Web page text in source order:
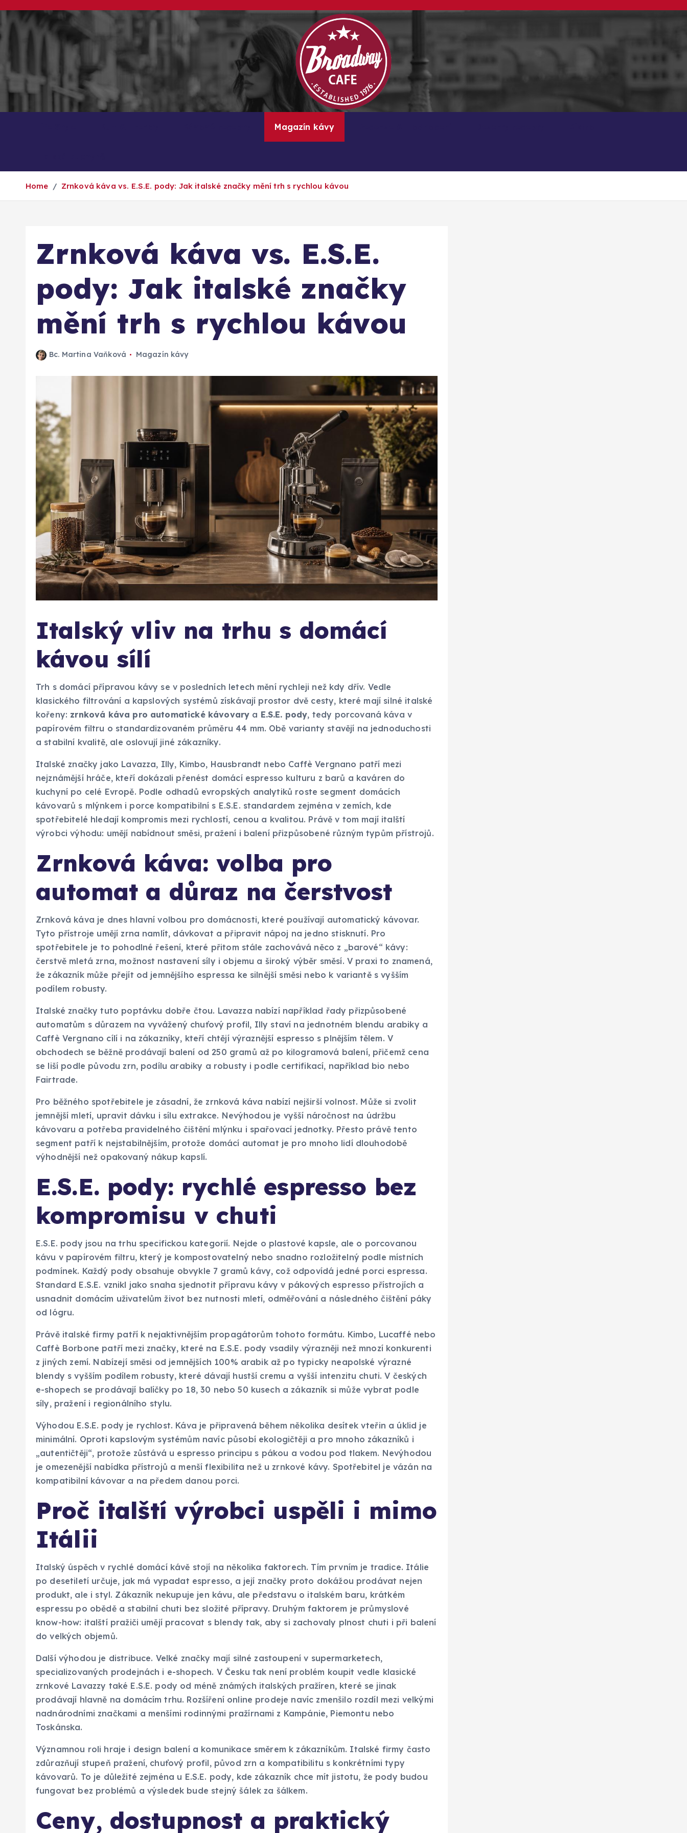
i
t
Kávové recepty, lifestyle a trendy inspirace
Magazín kávy
Home Zrnková káva vs. E.S.E. pody: Jak italské značky mění trh s rychlou kávou
Zrnková káva vs. E.S.E.
pody: Jak italské značky
mění trh s rychlou kávou
Bc. Martina Vaňková Magazín kávy
Italský vliv na trhu s domácí
kávou sílí
Trh s domácí přípravou kávy se v posledních letech mění rychleji než kdy dřív. Vedle
klasického filtrování a kapslových systémů získávají prostor dvě cesty, které mají silné italské
kořeny: zrnková káva pro automatické kávovary a E.S.E. pody, tedy porcovaná káva v
papírovém filtru o standardizovaném průměru 44 mm. Obě varianty stavějí na jednoduchosti
a stabilní kvalitě, ale oslovují jiné zákazníky.
Italské značky jako Lavazza, Illy, Kimbo, Hausbrandt nebo Caffè Vergnano patří mezi
nejznámější hráče, kteří dokázali přenést domácí espresso kulturu z barů a kaváren do
kuchyní po celé Evropě. Podle odhadů evropských analytiků roste segment domácích
kávovarů s mlýnkem i porce kompatibilní s E.S.E. standardem zejména v zemích, kde
spotřebitelé hledají kompromis mezi rychlostí, cenou a kvalitou. Právě v tom mají italští
výrobci výhodu: umějí nabídnout směsi, pražení i balení přizpůsobené různým typům přístrojů.
Zrnková káva: volba pro
automat a důraz na čerstvost
Zrnková káva je dnes hlavní volbou pro domácnosti, které používají automatický kávovar.
Tyto přístroje umějí zrna namlít, dávkovat a připravit nápoj na jedno stisknutí. Pro
spotřebitele je to pohodlné řešení, které přitom stále zachovává něco z „barové“ kávy:
čerstvě mletá zrna, možnost nastavení síly i objemu a široký výběr směsí. V praxi to znamená,
že zákazník může přejít od jemnějšího espressa ke silnější směsi nebo k variantě s vyšším
podílem robusty.
Italské značky tuto poptávku dobře čtou. Lavazza nabízí například řady přizpůsobené
automatům s důrazem na vyvážený chuťový profil, Illy staví na jednotném blendu arabiky a
Caffè Vergnano cílí i na zákazníky, kteří chtějí výraznější espresso s plnějším tělem. V
obchodech se běžně prodávají balení od 250 gramů až po kilogramová balení, přičemž cena
se liší podle původu zrn, podílu arabiky a robusty i podle certifikací, například bio nebo
Fairtrade.
Pro běžného spotřebitele je zásadní, že zrnková káva nabízí nejširší volnost. Může si zvolit
jemnější mletí, upravit dávku i sílu extrakce. Nevýhodou je vyšší náročnost na údržbu
kávovaru a potřeba pravidelného čištění mlýnku i spařovací jednotky. Přesto právě tento
segment patří k nejstabilnějším, protože domácí automat je pro mnoho lidí dlouhodobě
výhodnější než opakovaný nákup kapslí.
E.S.E. pody: rychlé espresso bez
kompromisu v chuti
E.S.E. pody jsou na trhu specifickou kategorií. Nejde o plastové kapsle, ale o porcovanou
kávu v papírovém filtru, který je kompostovatelný nebo snadno rozložitelný podle místních
podmínek. Každý pody obsahuje obvykle 7 gramů kávy, což odpovídá jedné porci espressa.
Standard E.S.E. vznikl jako snaha sjednotit přípravu kávy v pákových espresso přístrojích a
usnadnit domácím uživatelům život bez nutnosti mletí, odměřování a následného čištění páky
od lógru.
Právě italské firmy patří k nejaktivnějším propagátorům tohoto formátu. Kimbo, Lucaffé nebo
Caffè Borbone patří mezi značky, které na E.S.E. pody vsadily výrazněji než mnozí konkurenti
z jiných zemí. Nabízejí směsi od jemnějších 100% arabik až po typicky neapolské výrazné
blendy s vyšším podílem robusty, které dávají hustší cremu a vyšší intenzitu chuti. V českých
e-shopech se prodávají balíčky po 18, 30 nebo 50 kusech a zákazník si může vybrat podle
síly, pražení i regionálního stylu.
Výhodou E.S.E. pody je rychlost. Káva je připravená během několika desítek vteřin a úklid je
minimální. Oproti kapslovým systémům navíc působí ekologičtěji a pro mnoho zákazníků i
„autentičtěji“, protože zůstává u espresso principu s pákou a vodou pod tlakem. Nevýhodou
je omezenější nabídka přístrojů a menší flexibilita než u zrnkové kávy. Spotřebitel je vázán na
kompatibilní kávovar a na předem danou porci.
Proč italští výrobci uspěli i mimo
Itálii
Italský úspěch v rychlé domácí kávě stojí na několika faktorech. Tím prvním je tradice. Itálie
po desetiletí určuje, jak má vypadat espresso, a její značky proto dokážou prodávat nejen
produkt, ale i styl. Zákazník nekupuje jen kávu, ale představu o italském baru, krátkém
espressu po obědě a stabilní chuti bez složité přípravy. Druhým faktorem je průmyslové
know-how: italští pražiči umějí pracovat s blendy tak, aby si zachovaly plnost chuti i při balení
do velkých objemů.
Další výhodou je distribuce. Velké značky mají silné zastoupení v supermarketech,
specializovaných prodejnách i e-shopech. V Česku tak není problém koupit vedle klasické
zrnkové Lavazzy také E.S.E. pody od méně známých italských pražíren, které se jinak
prodávají hlavně na domácím trhu. Rozšíření online prodeje navíc zmenšilo rozdíl mezi velkými
nadnárodními značkami a menšími rodinnými pražírnami z Kampánie, Piemontu nebo
Toskánska.
Významnou roli hraje i design balení a komunikace směrem k zákazníkům. Italské firmy často
zdůrazňují stupeň pražení, chuťový profil, původ zrn a kompatibilitu s konkrétními typy
kávovarů. To je důležité zejména u E.S.E. pody, kde zákazník chce mít jistotu, že pody budou
fungovat bez problémů a výsledek bude stejný šálek za šálkem.
Ceny, dostupnost a praktický